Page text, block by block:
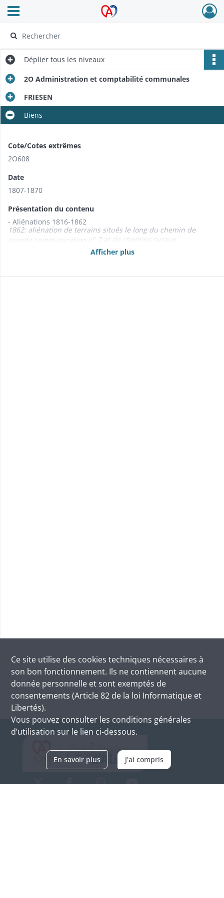
Archives Alsace - Colmar
Ouvrir le menu déroulant
Déplier tous les niveaux
2O Administration et comptabilité communales
FRIESEN
Biens
Cote/Cotes extrêmes
2O608
Date
1807-1870
Présentation du contenu
- Aliénations 1816-1862
1862: aliénation de terrains situés le long du chemin de
grande communication n
o 7 et de chemins ruraux
- Baux 1834-1867 Adjudications: de la «kilbe» (1870); de vieux
matériaux (1843) 1843-1870Afficher plus
Ce site utilise des cookies techniques nécessaires à
son bon fonctionnement. Ils ne contiennent aucune
donnée personnelle et sont exemptés de
consentements (Article 82 de la loi Informatique et
Libertés).
Vous pouvez consulter les conditions générales
d’utilisation sur le lien ci-dessous.
En savoir plus J'ai compris